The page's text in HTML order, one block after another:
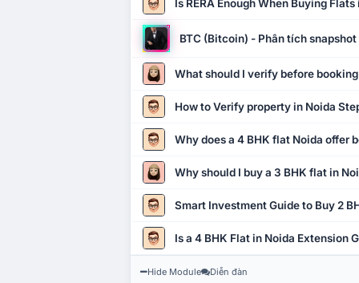
Is RERA Enough When Buying Flats
BTC (Bitcoin) - Phân tích
What should I verify before
How to Verify property in Noida
Why does a 4 BHK flat Noida offer
Why should I buy a 3 BHK flat in
Smart Investment Guide to Buy 2
Is a 4 BHK Flat in Noida Extension
Hide Module Diễn đàn